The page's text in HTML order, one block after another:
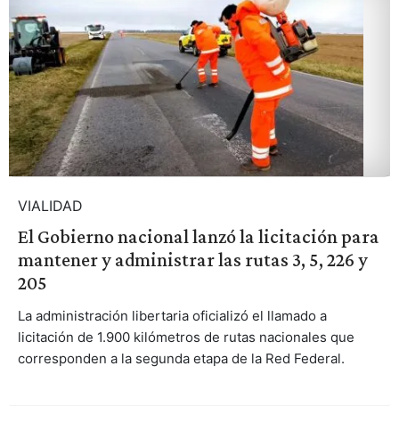
VIALIDAD
El Gobierno nacional lanzó la licitación para
mantener y administrar las rutas 3, 5, 226 y
205
La administración libertaria oficializó el llamado a
licitación de 1.900 kilómetros de rutas nacionales que
corresponden a la segunda etapa de la Red Federal.